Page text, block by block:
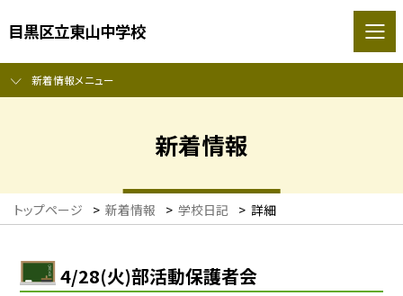
目黒区立東山中学校
新着情報メニュー
新着情報
トップページ > 新着情報 > 学校日記 > 詳細
4/28(火)部活動保護者会